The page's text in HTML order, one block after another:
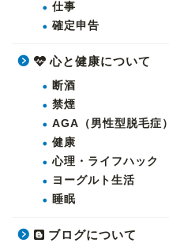
仕事
確定申告
心と健康について
断酒
禁煙
AGA（男性型脱毛症）
健康
心理・ライフハック
ヨーグルト生活
睡眠
ブログについて